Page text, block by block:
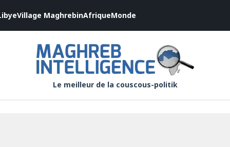
Village MaghrebinAfriqueMonde
Le meilleur de la couscous-politik